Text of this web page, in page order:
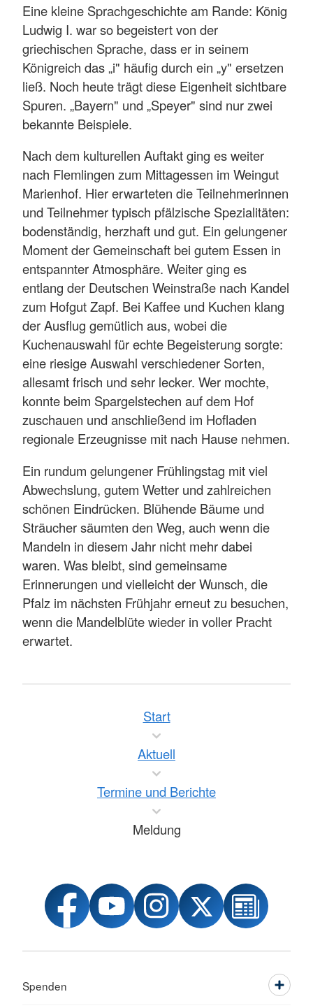
Eine kleine Sprachgeschichte am Rande: König
Ludwig I. war so begeistert von der
griechischen Sprache, dass er in seinem
Königreich das „i" häufig durch ein „y" ersetzen
ließ. Noch heute trägt diese Eigenheit sichtbare
Spuren. „Bayern" und „Speyer" sind nur zwei
bekannte Beispiele.
Nach dem kulturellen Auftakt ging es weiter
nach Flemlingen zum Mittagessen im Weingut
Marienhof. Hier erwarteten die Teilnehmerinnen
und Teilnehmer typisch pfälzische Spezialitäten:
bodenständig, herzhaft und gut. Ein gelungener
Moment der Gemeinschaft bei gutem Essen in
entspannter Atmosphäre. Weiter ging es
entlang der Deutschen Weinstraße nach Kandel
zum Hofgut Zapf. Bei Kaffee und Kuchen klang
der Ausflug gemütlich aus, wobei die
Kuchenauswahl für echte Begeisterung sorgte:
eine riesige Auswahl verschiedener Sorten,
allesamt frisch und sehr lecker. Wer mochte,
konnte beim Spargelstechen auf dem Hof
zuschauen und anschließend im Hofladen
regionale Erzeugnisse mit nach Hause nehmen.
Ein rundum gelungener Frühlingstag mit viel
Abwechslung, gutem Wetter und zahlreichen
schönen Eindrücken. Blühende Bäume und
Sträucher säumten den Weg, auch wenn die
Mandeln in diesem Jahr nicht mehr dabei
waren. Was bleibt, sind gemeinsame
Erinnerungen und vielleicht der Wunsch, die
Pfalz im nächsten Frühjahr erneut zu besuchen,
wenn die Mandelblüte wieder in voller Pracht
erwartet.
Start
Aktuell
Termine und Berichte
Meldung
Spenden